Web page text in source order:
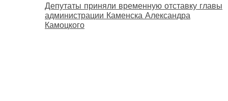
Депутаты приняли временную отставку главы
администрации Каменска Александра
Камоцкого